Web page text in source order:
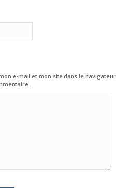
e-mail et mon site dans le navigateur